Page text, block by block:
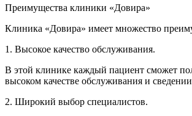
Преимущества клиники «Довира»
Клиника «Довира» имеет множество
1. Высокое качество обслуживания.
В этой клинике каждый пациент сможет
высоком качестве обслуживания и
2. Широкий выбор специалистов.